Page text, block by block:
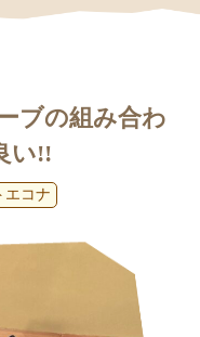
ブの組み合わ
い!!
エコナ